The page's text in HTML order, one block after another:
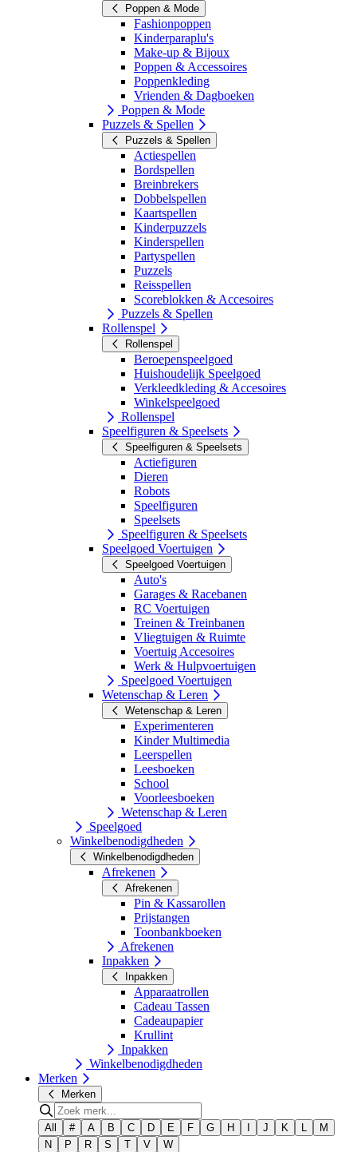
Poppen & Mode
Fashionpoppen
Kinderparaplu's
Make-up & Bijoux
Poppen & Accessoires
Poppenkleding
Vrienden & Dagboeken
Poppen & Mode
Puzzels & Spellen
Puzzels & Spellen
Actiespellen
Bordspellen
Breinbrekers
Dobbelspellen
Kaartspellen
Kinderpuzzels
Kinderspellen
Partyspellen
Puzzels
Reisspellen
Scoreblokken & Accesoires
Puzzels & Spellen
Rollenspel
Rollenspel
Beroepenspeelgoed
Huishoudelijk Speelgoed
Verkleedkleding & Accesoires
Winkelspeelgoed
Rollenspel
Speelfiguren & Speelsets
Speelfiguren & Speelsets
Actiefiguren
Dieren
Robots
Speelfiguren
Speelsets
Speelfiguren & Speelsets
Speelgoed Voertuigen
Speelgoed Voertuigen
Auto's
Garages & Racebanen
RC Voertuigen
Treinen & Treinbanen
Vliegtuigen & Ruimte
Voertuig Accesoires
Werk & Hulpvoertuigen
Speelgoed Voertuigen
Wetenschap & Leren
Wetenschap & Leren
Experimenteren
Kinder Multimedia
Leerspellen
Leesboeken
School
Voorleesboeken
Wetenschap & Leren
Speelgoed
Winkelbenodigdheden
Winkelbenodigdheden
Afrekenen
Afrekenen
Pin & Kassarollen
Prijstangen
Toonbankboeken
Afrekenen
Inpakken
Inpakken
Apparaatrollen
Cadeau Tassen
Cadeaupapier
Krullint
Inpakken
Winkelbenodigdheden
Merken
Merken
All # A B C D E F G H J K L
M
N
P R S T V W